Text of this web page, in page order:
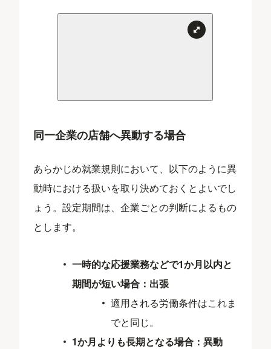
同一企業の店舗へ異動する場合
あらかじめ就業規則において、以下のように異
動時における扱いを取り決めておくとよいでし
ょう。設定期間は、企業ごとの判断によるもの
とします。
一時的な応援業務などで1か月以内と
期間が短い場合：出張
適用される労働条件はこれま
でと同じ。
1か月よりも長期となる場合：異動